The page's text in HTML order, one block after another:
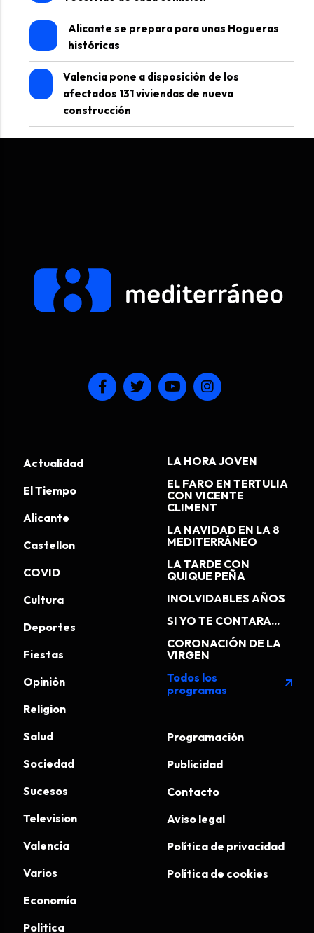
Alicante se prepara para unas Hogueras
históricas
Valencia pone a disposición de los
afectados 131 viviendas de nueva
construcción
Actualidad
El Tiempo
Alicante
Castellon
COVID
Cultura
Deportes
Fiestas
Opinión
Religion
Salud
Sociedad
Sucesos
Television
Valencia
Varios
Economía
Politica
LA HORA JOVEN
EL FARO EN TERTULIA
CON VICENTE
CLIMENT
LA NAVIDAD EN LA 8
MEDITERRÁNEO
LA TARDE CON
QUIQUE PEÑA
INOLVIDABLES AÑOS
SI YO TE CONTARA...
CORONACIÓN DE LA
VIRGEN
Todos los
programas
arrow_outward
Programación
Publicidad
Contacto
Aviso legal
Política de privacidad
Política de cookies